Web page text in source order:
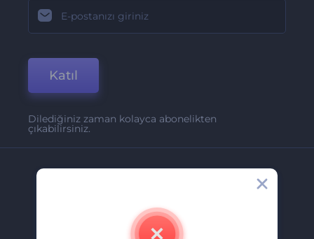
Katıl
Dilediğiniz zaman kolayca abonelikten
çıkabilirsiniz.
İletişim